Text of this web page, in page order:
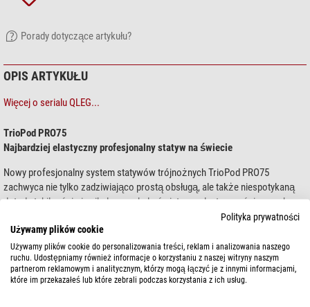
Porady dotyczące artykułu?
OPIS ARTYKUŁU
Więcej o serialu QLEG...
TrioPod PRO75
Najbardziej elastyczny profesjonalny statyw na świecie
Nowy profesjonalny system statywów trójnożnych TrioPod PRO75
zachwyca nie tylko zadziwiająco prostą obsługą, ale także niespotykaną
dotąd stabilnością i unikalną na skalę światową elastycznością w wyborze
Novoflex QLEG C3940
Noga statywu z włókna węglowego. Maksymalna stabilność dzięki 8-
warstwowej tkaninie węglowej. Długość wysuwu wynosi 50–161 cm.
Długość nóg można szybko i łatwo regulować za pomocą czterech
pokaż więcej...
DANE TECHNICZNE
Polityka prywatności
Używamy plików cookie
Używamy plików cookie do personalizowania treści, reklam i analizowania naszego
ruchu. Udostępniamy również informacje o korzystaniu z naszej witryny naszym
partnerom reklamowym i analitycznym, którzy mogą łączyć je z innymi informacjami,
które im przekazałeś lub które zebrali podczas korzystania z ich usług.